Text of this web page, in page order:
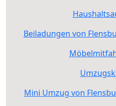
Beiladungen von
Mini Umzug von